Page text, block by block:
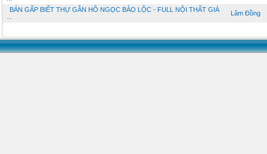
BÁN GẤP BIẾT THỰ GẦN HỒ NGỌC BẢO LỘC - FULL NỘI THẤT GIÁ
Lâm Đồng